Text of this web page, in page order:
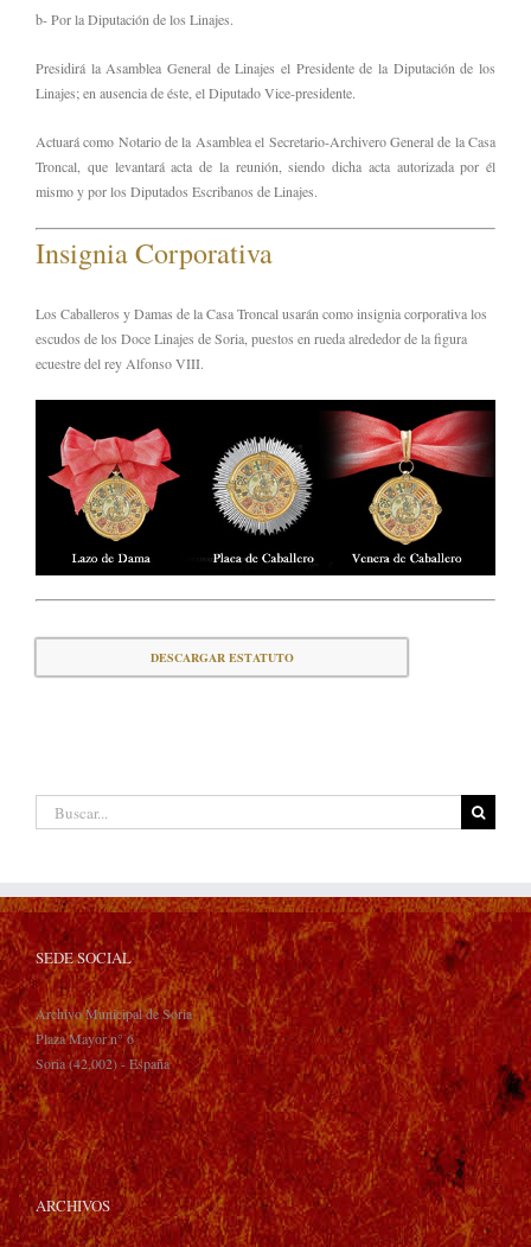
b- Por la Diputación de los Linajes.
Presidirá la Asamblea General de Linajes el Presidente de la Diputación de los
Linajes; en ausencia de éste, el Diputado Vice-presidente.
Actuará como Notario de la Asamblea el Secretario-Archivero General de la Casa
Troncal, que levantará acta de la reunión, siendo dicha acta autorizada por él
mismo y por los Diputados Escribanos de Linajes.
Insignia Corporativa
Los Caballeros y Damas de la Casa Troncal usarán como insignia corporativa los
escudos de los Doce Linajes de Soria, puestos en rueda alrededor de la figura
ecuestre del rey Alfonso VIII.
DESCARGAR ESTATUTO
Buscar:
SEDE SOCIAL
Archivo Municipal de Soria
Plaza Mayor n° 6
Soria (42.002) - España
ARCHIVOS